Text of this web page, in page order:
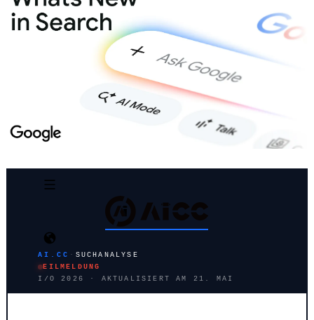
AI.CC · SUCHANALYSE
EILMELDUNG
I/O 2026 · AKTUALISIERT AM 21. MAI